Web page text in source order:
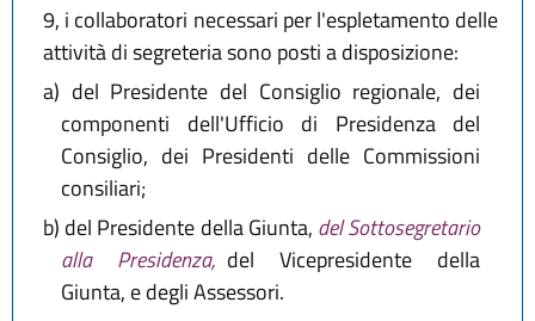
9, i collaboratori necessari per l'espletamento delle
attività di segreteria sono posti a disposizione:
a) del Presidente del Consiglio regionale, dei
componenti dell'Ufficio di Presidenza del
Consiglio, dei Presidenti delle Commissioni
consiliari;
b) del Presidente della Giunta, del Sottosegretario
alla Presidenza, del Vicepresidente della
Giunta, e degli Assessori.